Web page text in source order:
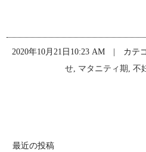
2020年10月21日10:23 AM | カテ
せ, マタニティ期 , 不
最近の投稿